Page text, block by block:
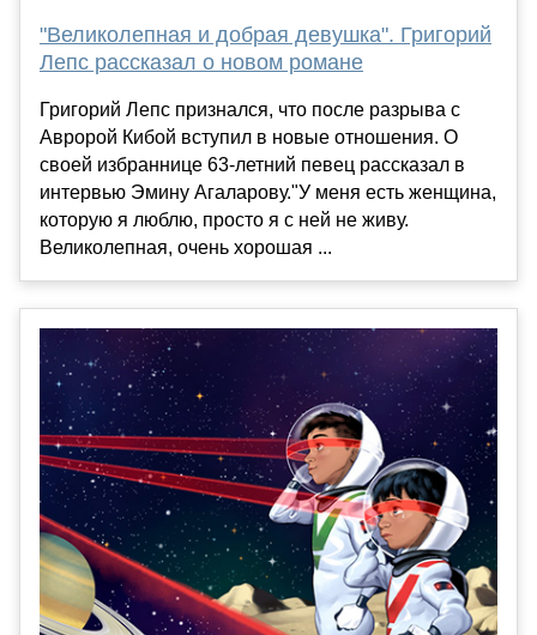
"Великолепная и добрая девушка". Григорий
Лепс рассказал о новом романе
Григорий Лепс признался, что после разрыва с
Авророй Кибой вступил в новые отношения. О
своей избраннице 63-летний певец рассказал в
интервью Эмину Агаларову."У меня есть женщина,
которую я люблю, просто я с ней не живу.
Великолепная, очень хорошая ...